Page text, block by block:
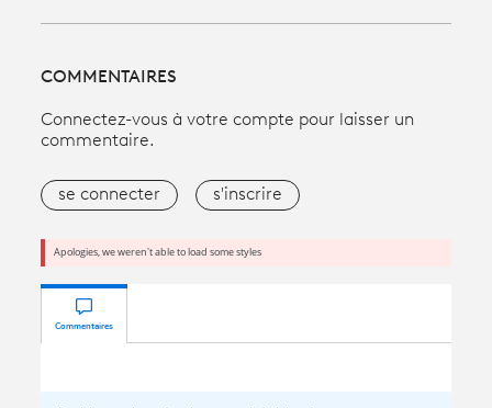
COMMENTAIRES
Connectez-vous à votre compte pour laisser un
commentaire.
se connecter s'inscrire